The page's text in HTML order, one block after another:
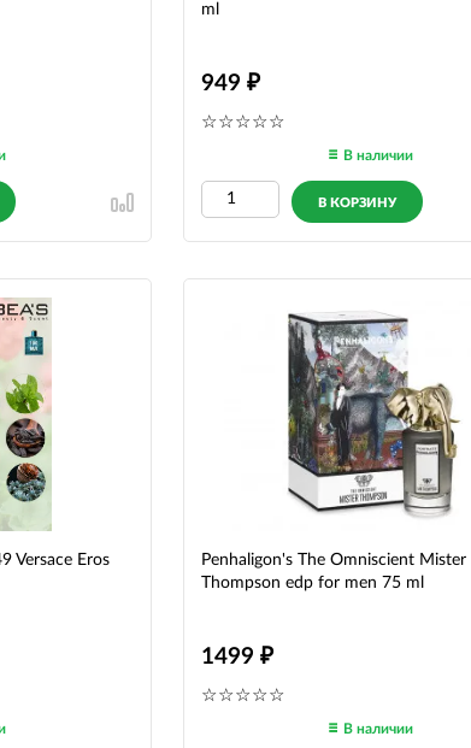
ml
949
В наличии
В КОРЗИНУ
Versace Eros
Penhaligon's The Omniscient Mister
Thompson edp for men 75 ml
1499
В наличии